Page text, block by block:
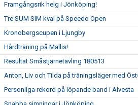
Framgångsrik helg i Jönköping!
Tre SUM SIM kval på Speedo Open
Kronobergscupen i Ljungby
Hårdträning på Mallis!
Resultat Småstjärnetävling 180513
Anton, Liv och Tilda på träningsläger med
Personliga rekord på löpande band i Alvesta